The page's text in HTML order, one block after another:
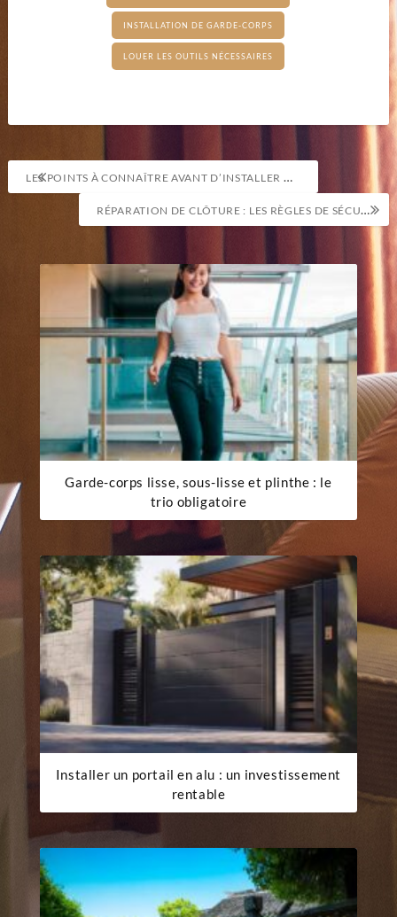
INSTALLATION DE GARDE-CORPS
LOUER LES OUTILS NÉCESSAIRES
Navigation
de
l’article
LES POINTS À CONNAÎTRE AVANT D’INSTALLER UN DRESSING
RÉPARATION DE CLÔTURE : LES RÈGLES DE SÉCURITÉ À RESPECTER
Garde-corps lisse, sous-lisse et plinthe : le
trio obligatoire
Installer un portail en alu : un investissement
rentable